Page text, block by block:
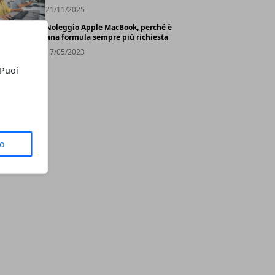
21/11/2025
Noleggio Apple MacBook, perché è
una formula sempre più richiesta
17/05/2023